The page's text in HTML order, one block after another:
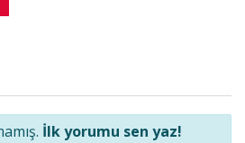
İlk yorumu sen yaz!